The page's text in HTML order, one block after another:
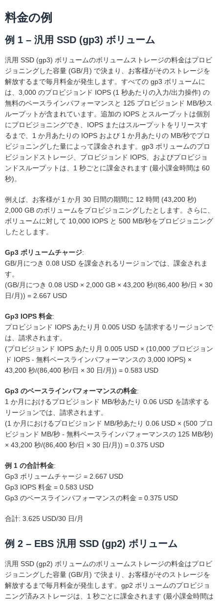
料金の例
例 1 – 汎用 SSD (gp3) ボリューム
汎用 SSD (gp3) ボリュームのボリュームストレージの料金はプロビ
ジョニングした容量 (GB/月) で決まり、お客様がそのストレージを
解放するまで毎月料金が発生します。すべての gp3 ボリュームに
は、3,000 のプロビジョンド IOPS (1 秒あたりの入力/出力操作) の
無料のベースラインパフォーマンスと 125 プロビジョンド MB/秒ス
ループットが含まれています。追加の IOPS とスループットは個別
にプロビジョニングでき、IOPS またはスループットをリリースす
るまで、1 か月あたりの IOPS および 1 か月あたりの MB/秒でプロ
ビジョニングした量によって課金されます。gp3 ボリュームのプロ
ビジョンドストレージ、プロビジョンド IOPS、およびプロビジョ
ンドスループットは、1 秒ごとに課金されます (最小課金時間は 60
秒)。
例えば、お客様が 1 か月 30 日間の期間に 12 時間 (43,200 秒)
2,000 GB のボリュームをプロビジョニングしたとします。さらに、
ボリュームに対して 10,000 IOPS と 500 MB/秒をプロビジョニング
したとします。
Gp3 ボリュームチャージ:
GB/月につき 0.08 USD を課金されるリージョンでは、課金されま
す。
(GB/月につき 0.08 USD × 2,000 GB × 43,200 秒/(86,400 秒/日 × 30
日/月)) = 2.667 USD
Gp3 IOPS 料金:
プロビジョンド IOPS あたり月 0.005 USD を請求するリージョンで
は、請求されます。
(プロビジョンド IOPS あたり月 0.005 USD × (10,000 プロビジョン
ド IOPS - 無料ベースラインパフォーマンスの 3,000 IOPS) ×
43,200 秒/(86,400 秒/日 × 30 日/月)) = 0.583 USD
Gp3 のベースラインパフォーマンスの料金:
1 か月におけるプロビジョンド MB/秒あたり 0.06 USD を請求する
リージョンでは、請求されます。
(1 か月におけるプロビジョンド MB/秒あたり 0.06 USD × (500 プロ
ビジョンド MB/秒 - 無料ベースラインパフォーマンスの 125 MB/秒)
× 43,200 秒/(86,400 秒/日 × 30 日/月)) = 0.375 USD
例 1 の合計料金:
Gp3 ボリュームチャージ = 2.667 USD
Gp3 IOPS 料金 = 0.583 USD
Gp3 のベースラインパフォーマンスの料金 = 0.375 USD
合計: 3.625 USD/30 日/月
例 2 – EBS 汎用 SSD (gp2) ボリューム
汎用 SSD (gp2) ボリュームのボリュームストレージの料金はプロビ
ジョニングした容量 (GB/月) で決まり、お客様がそのストレージを
解放するまで毎月料金が発生します。gp2 ボリュームのプロビジョ
ニング済みストレージは、1 秒ごとに課金されます (最小課金時間は